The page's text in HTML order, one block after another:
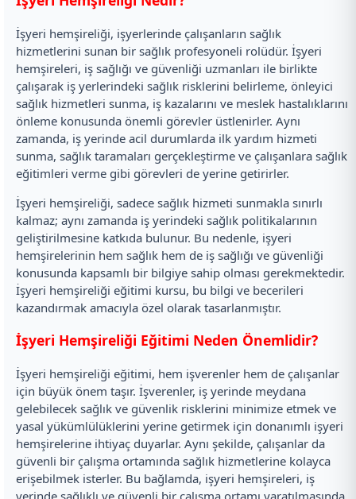
İşyeri hemşireliği, işyerlerinde çalışanların sağlık
hizmetlerini sunan bir sağlık profesyoneli rolüdür. İşyeri
hemşireleri, iş sağlığı ve güvenliği uzmanları ile birlikte
çalışarak iş yerlerindeki sağlık risklerini belirleme, önleyici
sağlık hizmetleri sunma, iş kazalarını ve meslek hastalıklarını
önleme konusunda önemli görevler üstlenirler. Aynı
zamanda, iş yerinde acil durumlarda ilk yardım hizmeti
sunma, sağlık taramaları gerçekleştirme ve çalışanlara sağlık
eğitimleri verme gibi görevleri de yerine getirirler.
İşyeri hemşireliği, sadece sağlık hizmeti sunmakla sınırlı
kalmaz; aynı zamanda iş yerindeki sağlık politikalarının
geliştirilmesine katkıda bulunur. Bu nedenle, işyeri
hemşirelerinin hem sağlık hem de iş sağlığı ve güvenliği
konusunda kapsamlı bir bilgiye sahip olması gerekmektedir.
İşyeri hemşireliği eğitimi kursu, bu bilgi ve becerileri
kazandırmak amacıyla özel olarak tasarlanmıştır.
İşyeri Hemşireliği Eğitimi Neden Önemlidir?
İşyeri hemşireliği eğitimi, hem işverenler hem de çalışanlar
için büyük önem taşır. İşverenler, iş yerinde meydana
gelebilecek sağlık ve güvenlik risklerini minimize etmek ve
yasal yükümlülüklerini yerine getirmek için donanımlı işyeri
hemşirelerine ihtiyaç duyarlar. Aynı şekilde, çalışanlar da
güvenli bir çalışma ortamında sağlık hizmetlerine kolayca
erişebilmek isterler. Bu bağlamda, işyeri hemşireleri, iş
yerinde sağlıklı ve güvenli bir çalışma ortamı yaratılmasında